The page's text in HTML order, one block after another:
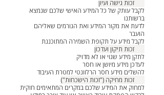
לקבל עותק של כל המידע האישי שלכם שנמצא
ברשותנו
לדעת את מקור המידע ואת הגורמים שאליהם
הועבר
לקבל מידע על תקופת השמירה המתוכננת
לתקן מידע שגוי או לא מדויק
לעדכן מידע מיושן או חסר
להשלים מידע חסר הרלוונטי למטרת העיבוד
למחוק את המידע שלכם במקרים המתאימים חוקית